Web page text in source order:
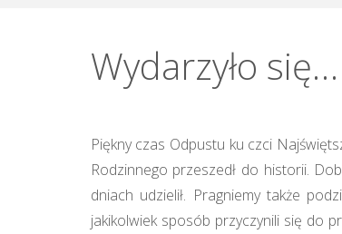
Wydarzyło się…
Piękny czas Odpustu ku czci
Rodzinnego przeszedł do historii.
dniach udzielił. Pragniemy także
jakikolwiek sposób przyczynili się do